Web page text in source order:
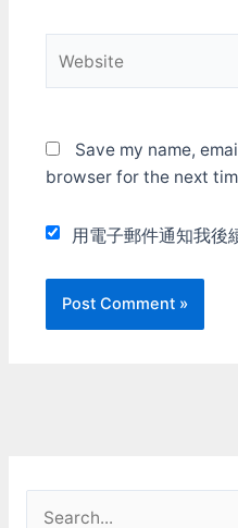
Save my name,
browser for the next
用電子郵件通知我後